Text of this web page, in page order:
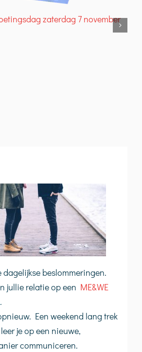
zaterdag 7 november
dagelijkse beslommeringen.
jullie relatie op een ME&WE
.
Een weekend lang trek
je op een nieuwe,
communiceren.